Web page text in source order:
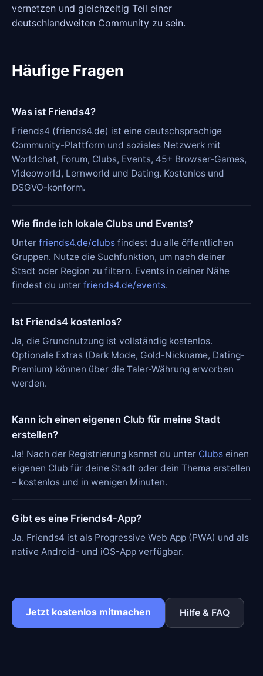
vernetzen und gleichzeitig Teil einer
deutschlandweiten Community zu sein.
Häufige Fragen
Was ist Friends4?
Friends4 (friends4.de) ist eine deutschsprachige
Community-Plattform und soziales Netzwerk mit
Worldchat, Forum, Clubs, Events, 45+ Browser-Games,
Videoworld, Lernworld und Dating. Kostenlos und
DSGVO-konform.
Wie finde ich lokale Clubs und Events?
Unter friends4.de/clubs findest du alle öffentlichen
Gruppen. Nutze die Suchfunktion, um nach deiner
Stadt oder Region zu filtern. Events in deiner Nähe
findest du unter friends4.de/events.
Ist Friends4 kostenlos?
Ja, die Grundnutzung ist vollständig kostenlos.
Optionale Extras (Dark Mode, Gold-Nickname, Dating-
Premium) können über die Taler-Währung erworben
werden.
Kann ich einen eigenen Club für meine Stadt
erstellen?
Ja! Nach der Registrierung kannst du unter Clubs einen
eigenen Club für deine Stadt oder dein Thema erstellen
– kostenlos und in wenigen Minuten.
Gibt es eine Friends4-App?
Ja. Friends4 ist als Progressive Web App (PWA) und als
native Android- und iOS-App verfügbar.
Jetzt kostenlos mitmachen Hilfe & FAQ